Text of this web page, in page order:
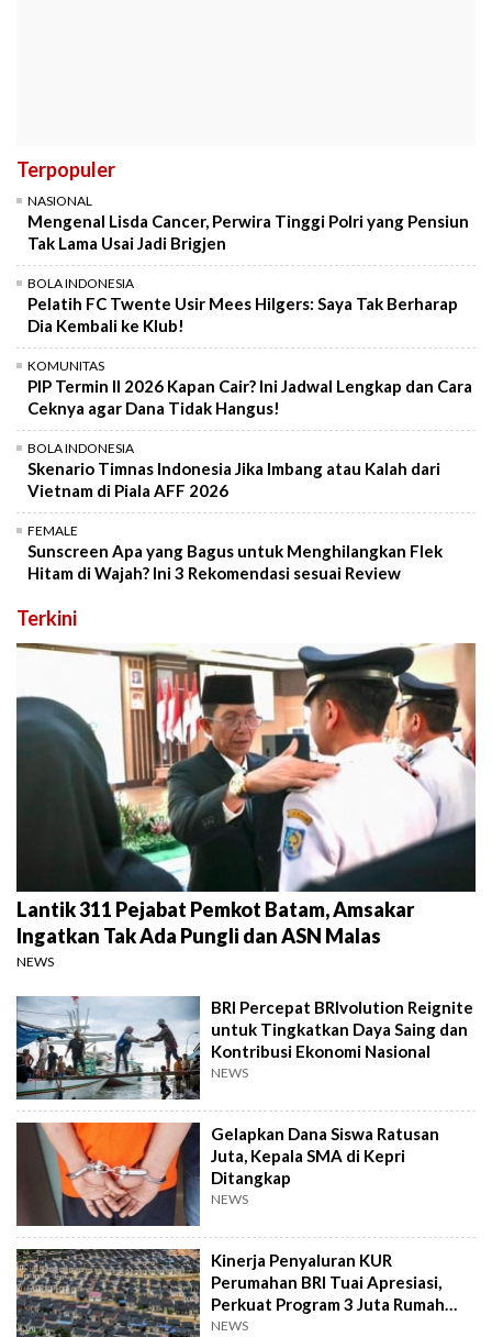
Terpopuler
NASIONAL
Mengenal Lisda Cancer, Perwira Tinggi Polri yang Pensiun
Tak Lama Usai Jadi Brigjen
BOLA INDONESIA
Pelatih FC Twente Usir Mees Hilgers: Saya Tak Berharap
Dia Kembali ke Klub!
KOMUNITAS
PIP Termin II 2026 Kapan Cair? Ini Jadwal Lengkap dan Cara
Ceknya agar Dana Tidak Hangus!
BOLA INDONESIA
Skenario Timnas Indonesia Jika Imbang atau Kalah dari
Vietnam di Piala AFF 2026
FEMALE
Sunscreen Apa yang Bagus untuk Menghilangkan Flek
Hitam di Wajah? Ini 3 Rekomendasi sesuai Review
Terkini
Lantik 311 Pejabat Pemkot Batam, Amsakar
Ingatkan Tak Ada Pungli dan ASN Malas
NEWS
BRI Percepat BRIvolution Reignite
untuk Tingkatkan Daya Saing dan
Kontribusi Ekonomi Nasional
NEWS
Gelapkan Dana Siswa Ratusan
Juta, Kepala SMA di Kepri
Ditangkap
NEWS
Kinerja Penyaluran KUR
Perumahan BRI Tuai Apresiasi,
Perkuat Program 3 Juta Rumah
Pemerintah
NEWS